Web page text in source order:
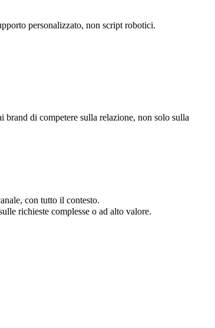
personalizzato, non script robotici.
di competere sulla relazione, non solo sulla
con tutto il contesto.
richieste complesse o ad alto valore.